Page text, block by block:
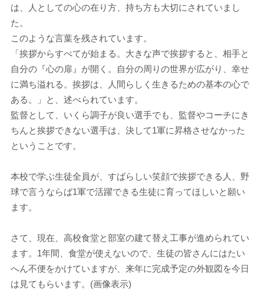
は、人としての心の在り方、持ち方も大切にされていまし
た。
このような言葉を残されています。
「挨拶からすべてが始まる。大きな声で挨拶すると、相手と
自分の『心の扉』が開く。自分の周りの世界が広がり、幸せ
に満ち溢れる。挨拶は、人間らしく生きるための基本の心で
ある。」と、述べられています。
監督として、いくら調子が良い選手でも、監督やコーチにき
ちんと挨拶できない選手は、決して1軍に昇格させなかった
ということです。
本校で学ぶ生徒全員が、すばらしい笑顔で挨拶できる人、野
球で言うならば1軍で活躍できる生徒に育ってほしいと願い
ます。
さて、現在、高校食堂と部室の建て替え工事が進められてい
ます。1年間、食堂が使えないので、生徒の皆さんにはたい
へん不便をかけていますが、来年に完成予定の外観図を今日
は見てもらいます。(画像表示)